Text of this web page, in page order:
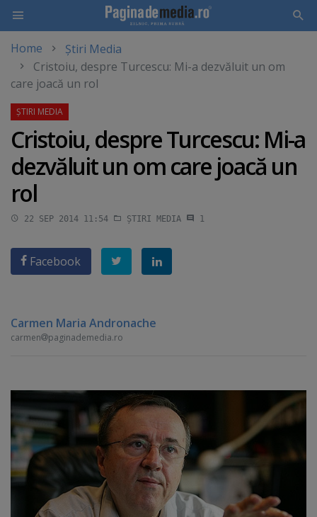
main
content
Home
Știri Media
Cristoiu, despre Turcescu: Mi-a dezvăluit un om
care joacă un rol
Cristoiu, despre Turcescu: Mi-a
dezvăluit un om care joacă un
rol
22 SEP 2014 11:54 ȘTIRI MEDIA 1
Facebook
Carmen Maria Andronache
carmen paginademedia.ro